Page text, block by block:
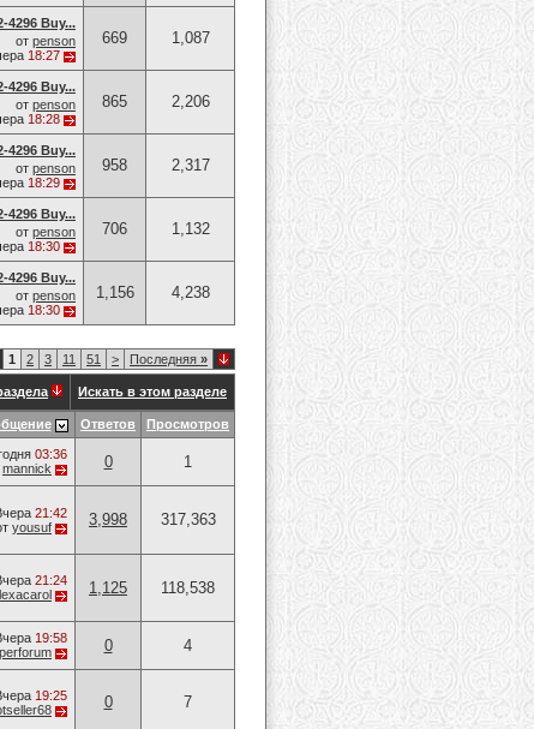
4296 Buy...
от penson
18:27
669 1,087
4296 Buy...
от penson
18:28
865 2,206
4296 Buy...
от penson
18:29
958 2,317
4296 Buy...
от penson
18:30
706 1,132
4296 Buy...
от penson
18:30
1,156 4,238
1 2 3 11 51 > Последняя »
Искать в этом разделе
Ответов Просмотров
03:36
mannick 0 1
21:42
yousuf 3,998 317,363
21:24
1,125 118,538
19:58
0 4
19:25
0 7